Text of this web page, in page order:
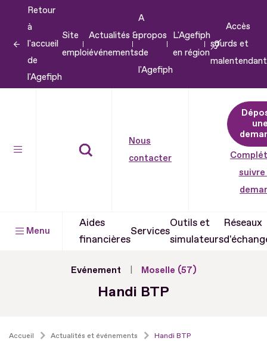
contenu
Retour
à
l'accueil
de
l'Agefiph
Site
emploi
Actualités &
événements
A
propos
de
l'Agefiph
L'Agefiph
en région
Accès
sourds et
Nous
contacter
suivre
Menu
Aides
financières
Services
Outils et
simulateurs
Réseaux
Evénement Moselle (57)
Handi BTP
Accueil Actualités et événements Handi BTP